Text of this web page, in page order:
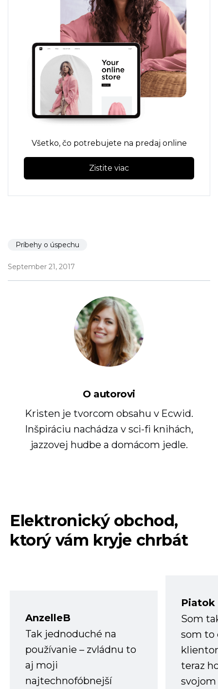
Všetko, čo potrebujete na predaj online
Zistite viac
Príbehy o úspechu
September 21, 2017
O autorovi
Kristen je tvorcom obsahu v Ecwid.
Inšpiráciu nachádza v sci-fi knihách,
jazzovej hudbe a domácom jedle.
Elektronický obchod,
ktorý vám kryje chrbát
AnzelleB
Tak jednoduché na
používanie – zvládnu to
aj moji
najtechnofóbnejší
Piatok
Som
som to
teraz